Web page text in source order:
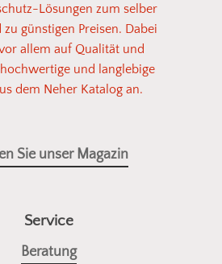
Lösungen zum selber
günstigen Preisen. Dabei
allem auf Qualität und
und langlebige
dem Neher Katalog an.
Sie unser Magazin
Service
Beratung